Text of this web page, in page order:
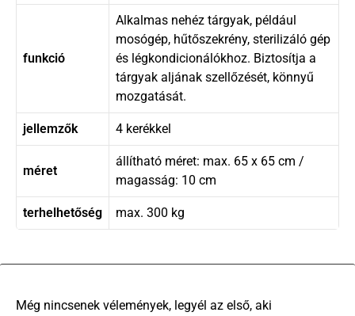
funkció
Alkalmas nehéz tárgyak, például
mosógép, hűtőszekrény, sterilizáló gép
és légkondicionálókhoz. Biztosítja a
tárgyak aljának szellőzését, könnyű
mozgatását.
jellemzők 4 kerékkel
méret
állítható méret: max. 65 x 65 cm /
magasság: 10 cm
terhelhetőség max. 300 kg